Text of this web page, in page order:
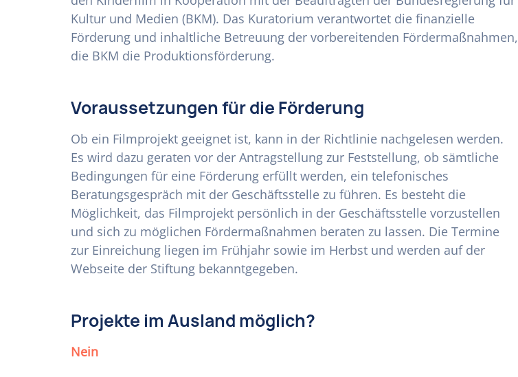
Kultur und Medien (BKM). Das Kuratorium verantwortet die finanzielle
Förderung und inhaltliche Betreuung der vorbereitenden Fördermaßnahmen,
die BKM die Produktionsförderung.
Voraussetzungen für die Förderung
Ob ein Filmprojekt geeignet ist, kann in der Richtlinie nachgelesen werden.
Es wird dazu geraten vor der Antragstellung zur Feststellung, ob sämtliche
Bedingungen für eine Förderung erfüllt werden, ein telefonisches
Beratungsgespräch mit der Geschäftsstelle zu führen. Es besteht die
Möglichkeit, das Filmprojekt persönlich in der Geschäftsstelle vorzustellen
und sich zu möglichen Fördermaßnahmen beraten zu lassen. Die Termine
zur Einreichung liegen im Frühjahr sowie im Herbst und werden auf der
Webseite der Stiftung bekanntgegeben.
Projekte im Ausland möglich?
Nein